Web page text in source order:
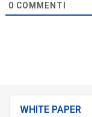
0 COMMENTI
WHITE PAPER